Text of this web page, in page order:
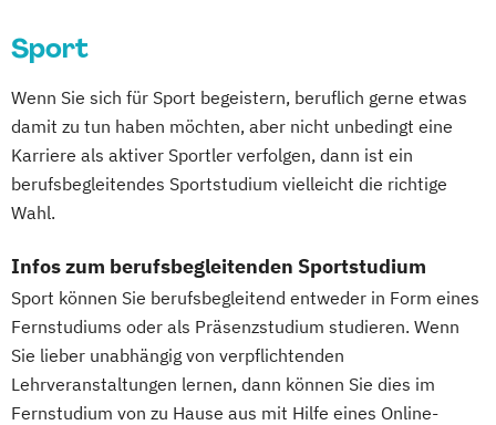
Sport
Wenn Sie sich für Sport begeistern, beruflich gerne etwas
damit zu tun haben möchten, aber nicht unbedingt eine
Karriere als aktiver Sportler verfolgen, dann ist ein
berufsbegleitendes Sportstudium vielleicht die richtige
Wahl.
Infos zum berufsbegleitenden Sportstudium
Sport können Sie berufsbegleitend entweder in Form eines
Fernstudiums oder als Präsenzstudium studieren. Wenn
Sie lieber unabhängig von verpflichtenden
Lehrveranstaltungen lernen, dann können Sie dies im
Fernstudium von zu Hause aus mit Hilfe eines Online-